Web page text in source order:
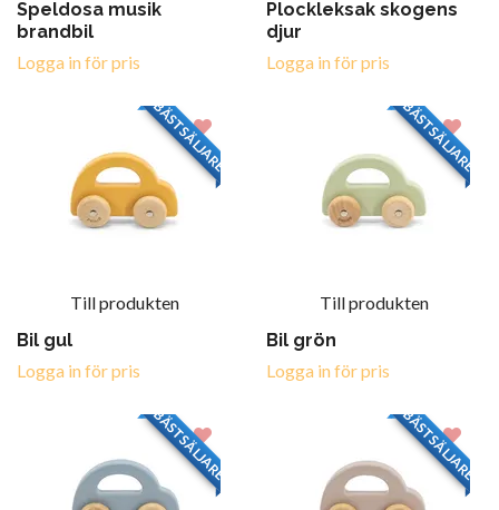
Speldosa musik
brandbil
Logga in för pris
Plockleksak skogens
djur
Logga in för pris
BÄSTSÄLJARE
Till produkten
Bil gul
Logga in för pris
BÄSTSÄLJARE
Till produkten
Bil grön
Logga in för pris
BÄSTSÄLJARE BÄSTSÄLJARE